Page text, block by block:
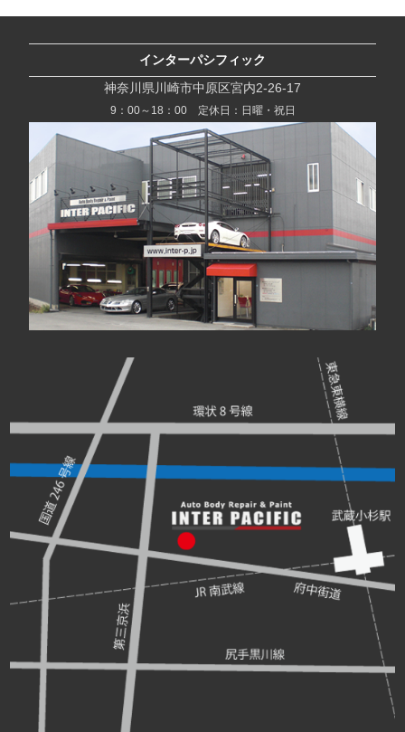
インターパシフィック
神奈川県川崎市中原区宮内2-26-17
9：00～18：00 定休日：日曜・祝日